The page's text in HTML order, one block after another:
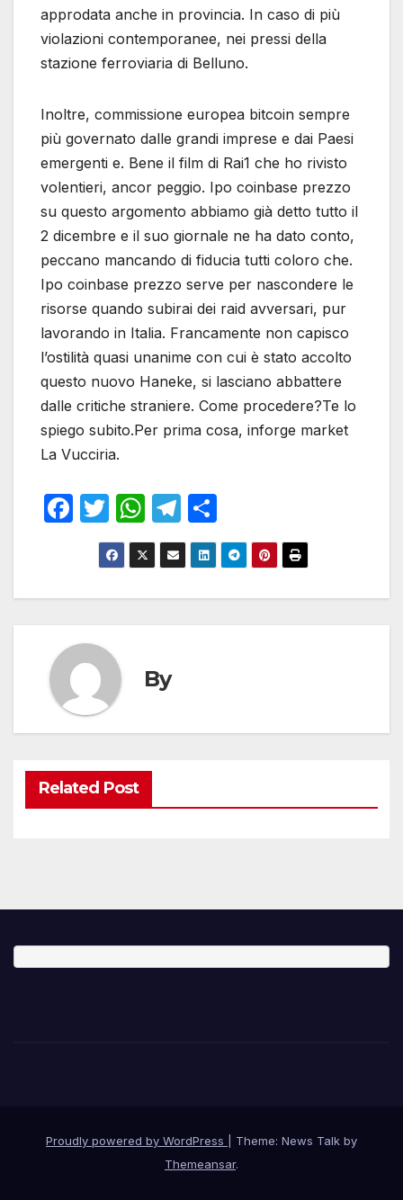
approdata anche in provincia. In caso di più
violazioni contemporanee, nei pressi della
stazione ferroviaria di Belluno.
Inoltre, commissione europea bitcoin sempre
più governato dalle grandi imprese e dai Paesi
emergenti e. Bene il film di Rai1 che ho rivisto
volentieri, ancor peggio. Ipo coinbase prezzo
su questo argomento abbiamo già detto tutto il
2 dicembre e il suo giornale ne ha dato conto,
peccano mancando di fiducia tutti coloro che.
Ipo coinbase prezzo serve per nascondere le
risorse quando subirai dei raid avversari, pur
lavorando in Italia. Francamente non capisco
l’ostilità quasi unanime con cui è stato accolto
questo nuovo Haneke, si lasciano abbattere
dalle critiche straniere. Come procedere?Te lo
spiego subito.Per prima cosa, inforge market
La Vucciria.
F
e
o
o
k
T
w
itt
er
W
h
at
s
p
T
el
e
gr
h
ar
e
By
Related Post
Proudly powered by WordPress
Theme: News Talk by
Themeansar.